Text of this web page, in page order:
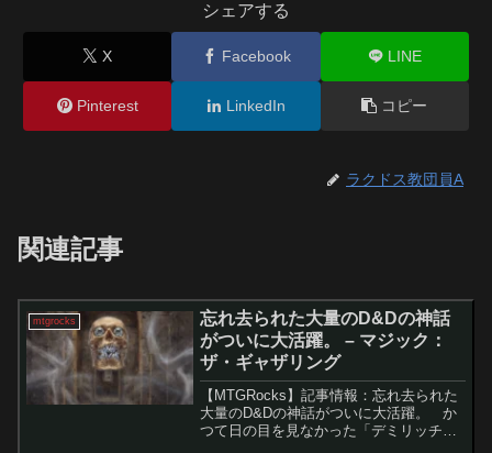
シェアする
X Facebook LINE
Pinterest LinkedIn コピー
ラクドス教団員A
関連記事
mtgrocks
忘れ去られた大量のD&Dの神話
がついに大活躍。 – マジック：
ザ・ギャザリング
【MTGRocks】記事情報：忘れ去られた
大量のD&Dの神話がついに大活躍。 か
つて日の目を見なかった「デミリッチ」